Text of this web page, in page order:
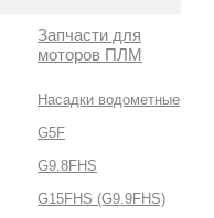
Запчасти для
моторов ПЛМ
Насадки водометные
G5F
G9.8FHS
G15FHS (G9.9FHS)